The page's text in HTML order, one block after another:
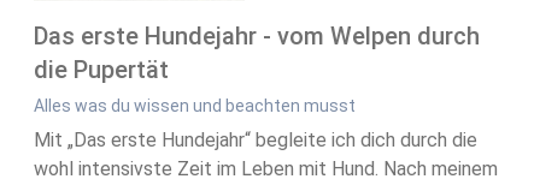
Das erste Hundejahr - vom Welpen durch
die Pupertät
Alles was du wissen und beachten musst
Mit „Das erste Hundejahr“ begleite ich dich durch die
wohl intensivste Zeit im Leben mit Hund. Nach meinem